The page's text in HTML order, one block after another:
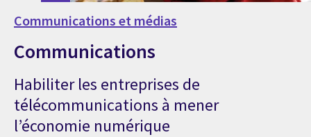
Communications et médias
Communications
Habiliter les entreprises de
télécommunications à mener
l’économie numérique